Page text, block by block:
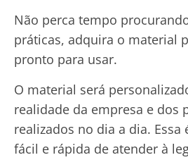
Não perca tempo
práticas, adquira o material
pronto para usar.
O material será
realidade da empresa e dos
realizados no dia a dia. Essa
fácil e rápida de atender à